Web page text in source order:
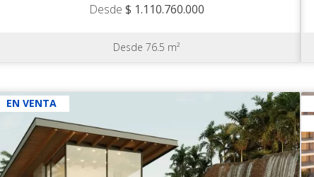
Desde $ 1.110.760.000
Desde 76.5 m²
EN VENTA